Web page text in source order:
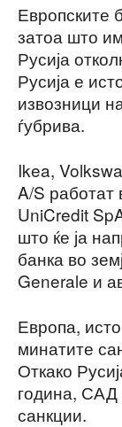
Европските
затоа што
Русија
Русија е
извозници
ѓубрива.
Ikea,
A/S работат
UniCredit
што ќе ја
банка во
Generale и
Европа,
минатите
Откако
година, САД
санкции.